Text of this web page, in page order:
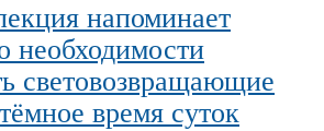
напоминает
необходимости
световозвращающие
время суток